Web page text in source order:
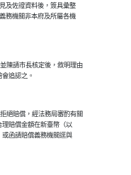
及佐證資料後，簽具彙整
務機關非本府及所屬各機
陳請市長核定後，敘明理由
絕賠償，經法務局審酌有關
理賠償金額在新臺幣（以
或函請賠償義務機關逕與